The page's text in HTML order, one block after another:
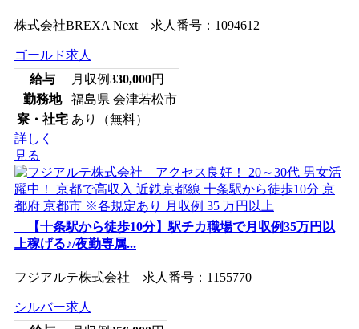
株式会社BREXA Next 求人番号：1094612
ゴールド求人
給与
月収例330,000円
勤務地
福島県 会津若松市
寮・社宅 あり（無料）
詳しく
見る
【十条駅から徒歩10分】駅チカ職場で月収例35万円以
上稼げる♪/夜勤専属...
フジアルテ株式会社 求人番号：1155770
シルバー求人